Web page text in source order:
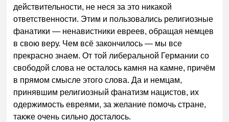
действительности, не неся за это никакой
ответственности. Этим и пользовались религиозные
фанатики — ненавистники евреев, обращая немцев
в свою веру. Чем всё закончилось — мы все
прекрасно знаем. От той либеральной Германии со
свободой слова не осталось камня на камне, причём
в прямом смысле этого слова. Да и немцам,
принявшим религиозный фанатизм нацистов, их
одержимость евреями, за желание помочь стране,
также очень сильно досталось.